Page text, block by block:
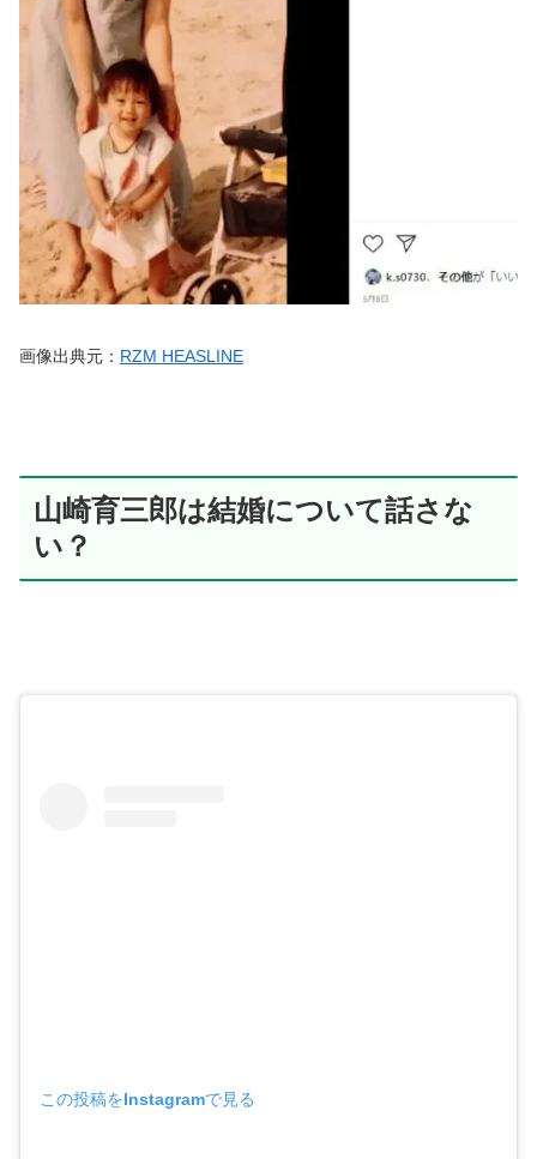
画像出典元： RZM HEASLINE
山崎育三郎は結婚について話さな
い？
この投稿をInstagramで見る